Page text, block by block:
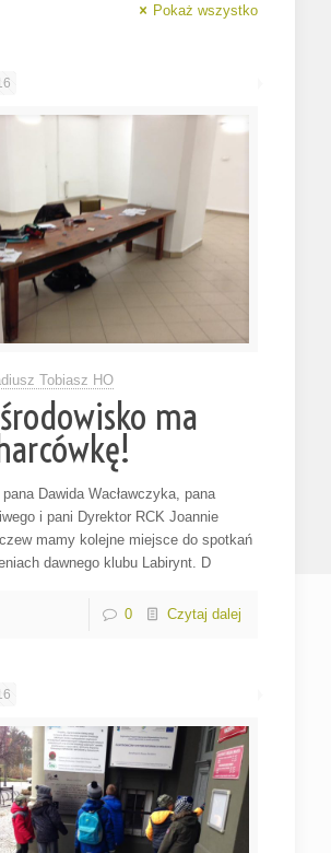
Pokaż wszystko
Tobiasz HO
ma
Dawida Wacławczyka, pana
i pani Dyrektor RCK Joannie
mamy kolejne miejsce do spotkań
dawnego klubu Labirynt. D
0 Czytaj dalej